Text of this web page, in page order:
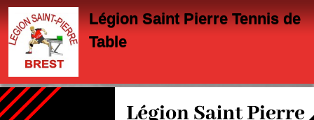
Légion Saint Pierre Tennis de
Table
Panneau de gestion des cookies